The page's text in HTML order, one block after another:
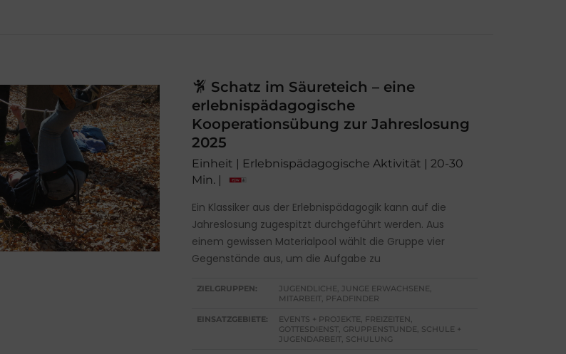
Schatz im Säureteich – eine
erlebnispädagogische
Kooperationsübung zur Jahreslosung
2025
Einheit | Erlebnispädagogische Aktivität | 20-30
Min. |
Ein Klassiker aus der Erlebnispädagogik kann auf die
Jahreslosung zugespitzt durchgeführt werden. Aus
einem gewissen Materialpool wählt die Gruppe vier
Gegenstände aus, um die Aufgabe zu
ZIELGRUPPEN:
JUGENDLICHE, JUNGE ERWACHSENE,
MITARBEIT, PFADFINDER
EINSATZGEBIETE:
EVENTS + PROJEKTE, FREIZEITEN,
GOTTESDIENST, GRUPPENSTUNDE, SCHULE +
JUGENDARBEIT, SCHULUNG